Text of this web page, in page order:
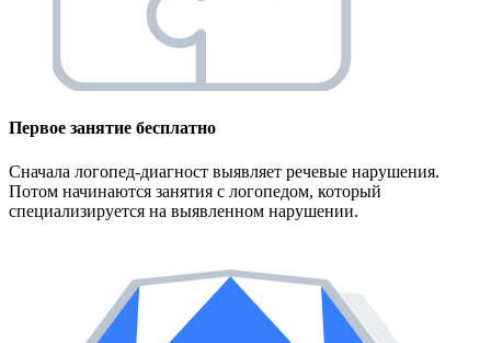
Первое занятие бесплатно
Сначала логопед-диагност выявляет речевые нарушения.
Потом начинаются занятия с логопедом, который
специализируется на выявленном нарушении.